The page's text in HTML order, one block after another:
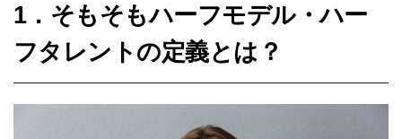
1．そもそもハーフモデル・ハー
フタレントの定義とは？